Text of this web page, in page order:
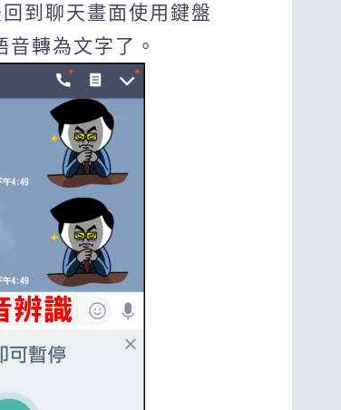
到聊天畫面使用鍵盤
轉為文字了。